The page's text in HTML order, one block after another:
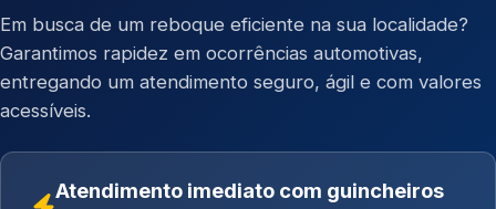
Em busca de um reboque eficiente na sua localidade?
Garantimos rapidez em ocorrências automotivas,
entregando um atendimento seguro, ágil e com valores
acessíveis.
Atendimento imediato com guincheiros